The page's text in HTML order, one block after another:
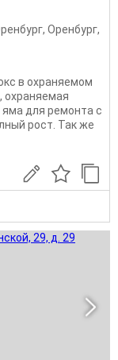
, Оренбург,
в охраняемом
охраняемая
яма для ремонта с
рост. Так же